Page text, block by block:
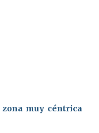
zona muy céntrica